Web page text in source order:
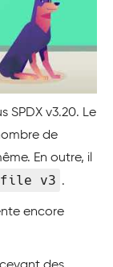
SPDX v3.20. Le
de
En outre, il
v3 .
encore